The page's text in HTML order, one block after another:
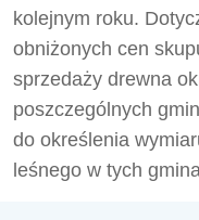
kolejnym roku.
obniżonych cen
sprzedaży drewna
poszczególnych
do określenia
leśnego w tych